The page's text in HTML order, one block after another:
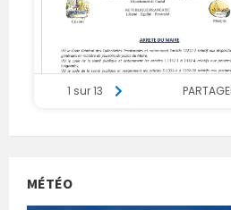
MÉTÉO